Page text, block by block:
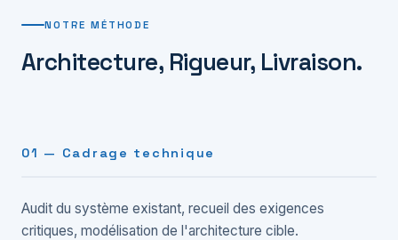
NOTRE MÉTHODE
Architecture, Rigueur, Livraison.
01 — Cadrage technique
Audit du système existant, recueil des exigences
critiques, modélisation de l'architecture cible.